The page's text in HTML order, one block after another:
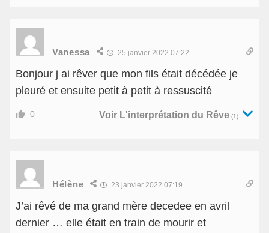
Vanessa 25 janvier 2022 07:22
Bonjour j ai rêver que mon fils était décédée je
pleuré et ensuite petit à petit à ressuscité
0 Voir L'interprétation du Rêve (1)
Hélène 23 janvier 2022 07:19
J’ai rêvé de ma grand mère decedee en avril
dernier … elle était en train de mourir et